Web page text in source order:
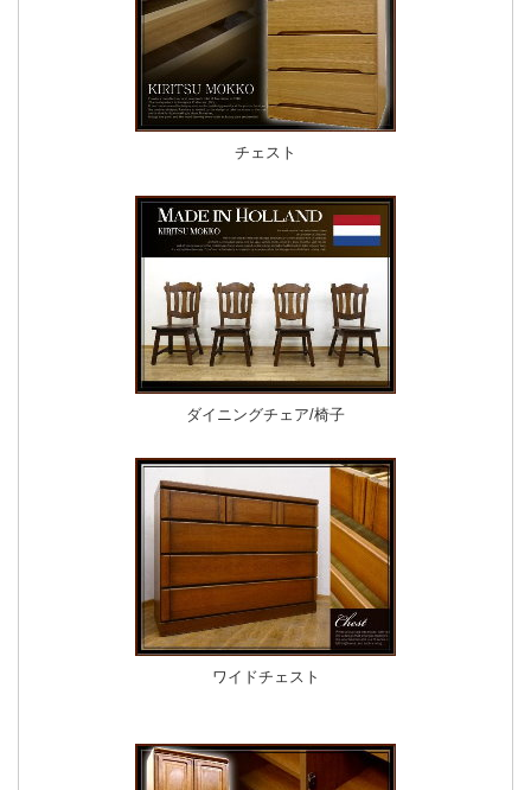
チェスト
ダイニングチェア/椅子
ワイドチェスト